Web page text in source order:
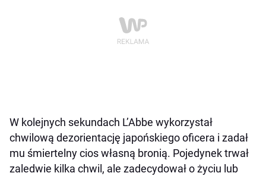
W kolejnych sekundach L’Abbe wykorzystał
chwilową dezorientację japońskiego oficera i zadał
mu śmiertelny cios własną bronią. Pojedynek trwał
zaledwie kilka chwil, ale zadecydował o życiu lub